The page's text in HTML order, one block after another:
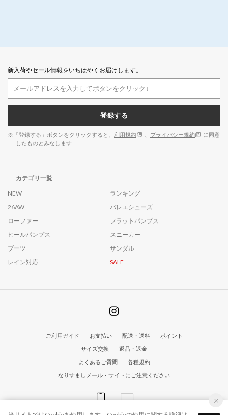
新入荷やセール情報をいちはやくお届けします。
登録する
※「登録する」ボタンをクリックすると、 利用規約 プライバシー規約
に同意
したものとみなします
カテゴリ一覧
NEW
ランキング
26AW
バレエシューズ
ローファー
フラットパンプス
ヒールパンプス
スニーカー
ブーツ
サンダル
レイン対応
SALE
ご利用ガイド お支払い 配送・送料
ポイント
サイズ交換
返品・返金
よくあるご質問
各種規約
なりすましメール・サイトにご注意ください